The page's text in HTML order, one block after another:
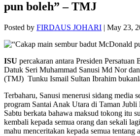
pun boleh” – TMJ
Posted by FIRDAUS JOHARI | May 23,
ISU percakaran antara Presiden
Datuk Seri Muhammad Sanusi Md Nor
(TMJ) Tunku Ismail Sultan Ibrahim
Terbaharu, Sanusi menerusi sidang media
program Santai Anak Utara di Taman Jubli
Sabtu berkata bahawa maksud tokong itu
kembali kepada semua orang dan sekali
mahu menceritakan kepada semua tentang